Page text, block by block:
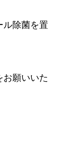
ル除菌を置
お願いいた